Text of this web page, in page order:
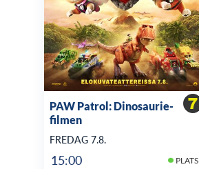
PAW Patrol: Dinosaurie-
filmen
FREDAG 7.8.
15:00 PLATS